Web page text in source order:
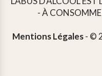
- À
Mentions Légales- ©